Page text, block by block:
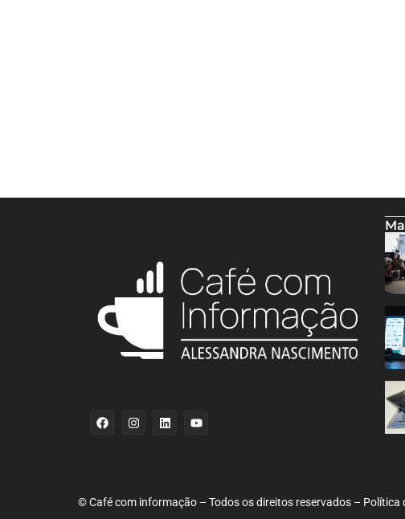
© Café com informação – Todos os direitos reservados – Política